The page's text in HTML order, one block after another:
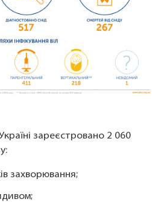
зареєстровано 2 060
захворювання;